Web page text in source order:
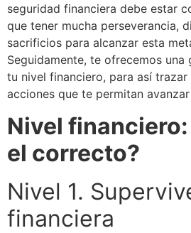
seguridad financiera debe estar
que tener mucha perseverancia,
sacrificios para alcanzar esta
Seguidamente, te ofrecemos una
tu nivel financiero, para así
acciones que te permitan
Nivel
el correcto?
Nivel 1.
financiera